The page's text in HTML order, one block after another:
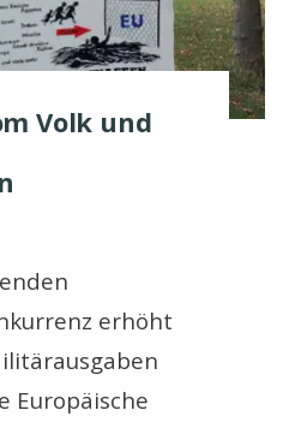
Volk und
erhöht
Europäische